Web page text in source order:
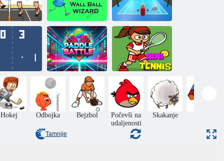
Ludi tenis Wall ball majstor Teniski udarac
tenis 2D Bitka oštrica Mini tenis
Hokej Odbojka Bejzbol
Počevši na
udaljenosti
Skakanje
Tamnije